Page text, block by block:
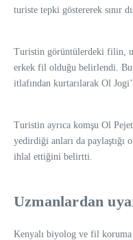
turiste tepki göstererek sınır
Turistin görüntülerdeki filin,
erkek fil olduğu belirlendi.
itlafından kurtarılarak Ol
Turistin ayrıca komşu Ol
yedirdiği anları da paylaştığı
ihlal ettiğini belirtti.
Uzmanlardan
Kenyalı biyolog ve fil